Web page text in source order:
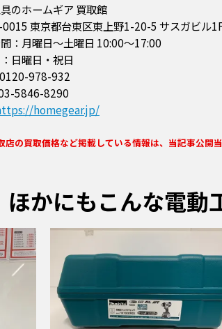
のホームギア 買取館
東京都台東区東上野1-20-5 サスガビル
：月曜日～土曜日 10:00～17:00
日曜日・祝日
978-932
5846-8290
homegear.jp/
の買取価格など掲載している情報は、当記事公開
ほかにもこんな電動